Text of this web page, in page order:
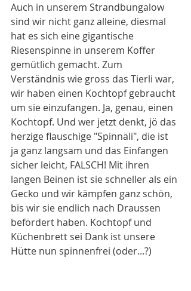
Auch in unserem Strandbungalow
sind wir nicht ganz alleine, diesmal
hat es sich eine gigantische
Riesenspinne in unserem Koffer
gemütlich gemacht. Zum
Verständnis wie gross das Tierli war,
wir haben einen Kochtopf gebraucht
um sie einzufangen. Ja, genau, einen
Kochtopf. Und wer jetzt denkt, jö das
herzige flauschige "Spinnäli", die ist
ja ganz langsam und das Einfangen
sicher leicht, FALSCH! Mit ihren
langen Beinen ist sie schneller als ein
Gecko und wir kämpfen ganz schön,
bis wir sie endlich nach Draussen
befördert haben. Kochtopf und
Küchenbrett sei Dank ist unsere
Hütte nun spinnenfrei (oder...?)